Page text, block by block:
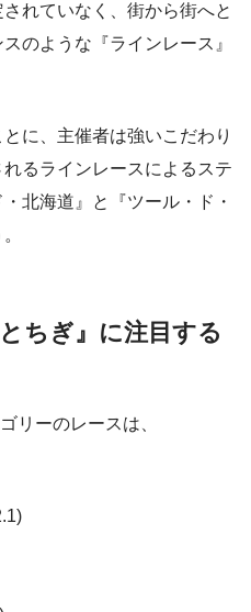
れていなく、街から街へと
のような『ラインレース』
に、主催者は強いこだわり
るラインレースによるステ
北海道』と『ツール・ド・
ちぎ』に注目する
リーのレースは、